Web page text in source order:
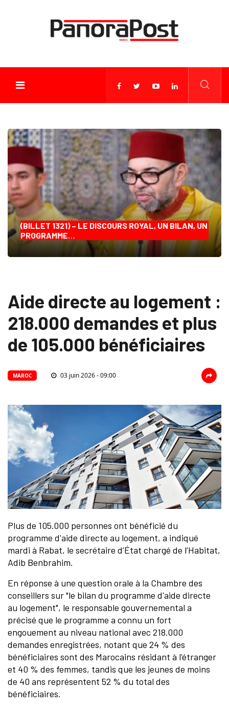
(BILLET 1321) – LE DISCOURS ROYAL, UN BILAN, UN
PROGRAMME…
Aide directe au logement :
218.000 demandes et plus
de 105.000 bénéficiaires
MAROC 03 juin 2026 - 09:00
Plus de 105.000 personnes ont bénéficié du
programme d'aide directe au logement, a indiqué
mardi à Rabat, le secrétaire d’État chargé de l’Habitat,
Adib Benbrahim.
En réponse à une question orale à la Chambre des
conseillers sur "le bilan du programme d'aide directe
au logement", le responsable gouvernemental a
précisé que le programme a connu un fort
engouement au niveau national avec 218.000
demandes enregistrées, notant que 24 % des
bénéficiaires sont des Marocains résidant à l'étranger
et 40 % des femmes, tandis que les jeunes de moins
de 40 ans représentent 52 % du total des
bénéficiaires.